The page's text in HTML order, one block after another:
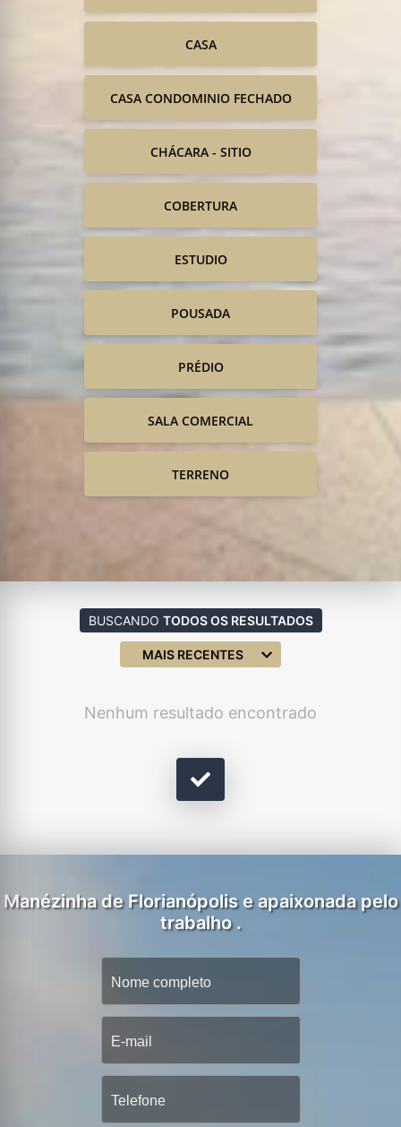
CASA
CASA CONDOMINIO FECHADO
CHÁCARA - SITIO
COBERTURA
ESTUDIO
POUSADA
PRÉDIO
SALA COMERCIAL
TERRENO
BUSCANDO TODOS OS RESULTADOS
MAIS RECENTES
Nenhum resultado encontrado
Manézinha de Florianópolis e apaixonada pelo
trabalho .